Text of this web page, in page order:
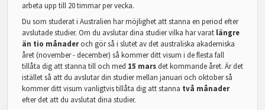
arbeta upp till 20 timmar per vecka.
Du som studerat i Australien har möjlighet att stanna en period efter
avslutade studier. Om du avslutar dina studier vilka har varat längre
än tio månaderoch gör så i slutet av det australiska akademiska
året (november - december) så kommer ditt visum i de flesta fall
tillåta dig att stanna till och med 15 marsdet kommande året. Är det
istället så att du avslutar din studier mellan januari och oktober så
kommer ditt visum vanligtvis tillåta dig att stanna två månader
efter det att du avslutat dina studier.